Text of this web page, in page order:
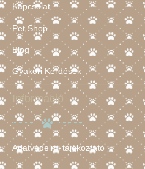
Kapcsolat
Pet Shop
Blog
Gyakori Kérdések
Információ
Adatvédelmi tájékoztató